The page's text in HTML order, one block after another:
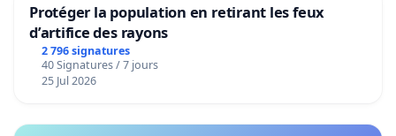
Protéger la population en retirant les feux
d’artifice des rayons
2 796 signatures
40 Signatures / 7 jours
25 Jul 2026